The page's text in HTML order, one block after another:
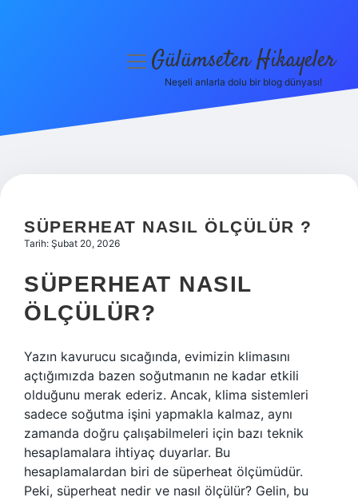
Hakkımızda
menüyüGülümseten Hikayeler
Neşeli anlarla dolu bir blog dünyası!
SÜPERHEAT NASIL ÖLÇÜLÜR ?
Tarih: Şubat 20, 2026
SÜPERHEAT NASIL
ÖLÇÜLÜR?
Yazın kavurucu sıcağında, evimizin klimasını
açtığımızda bazen soğutmanın ne kadar etkili
olduğunu merak ederiz. Ancak, klima sistemleri
sadece soğutma işini yapmakla kalmaz, aynı
zamanda doğru çalışabilmeleri için bazı teknik
hesaplamalara ihtiyaç duyarlar. Bu
hesaplamalardan biri de süperheat ölçümüdür.
Peki, süperheat nedir ve nasıl ölçülür? Gelin, bu